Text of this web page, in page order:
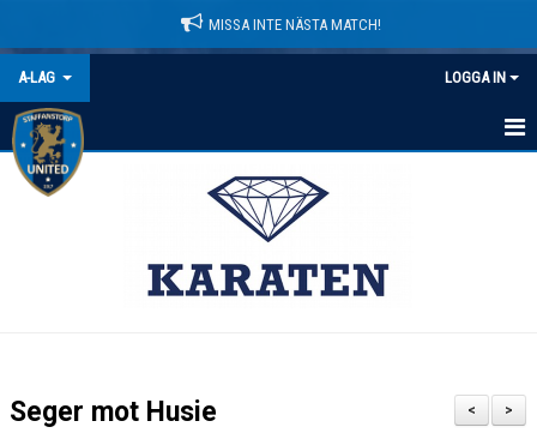
MISSA INTE NÄSTA MATCH!
A-LAG LOGGA IN
HEM
>
<
Seger mot Husie